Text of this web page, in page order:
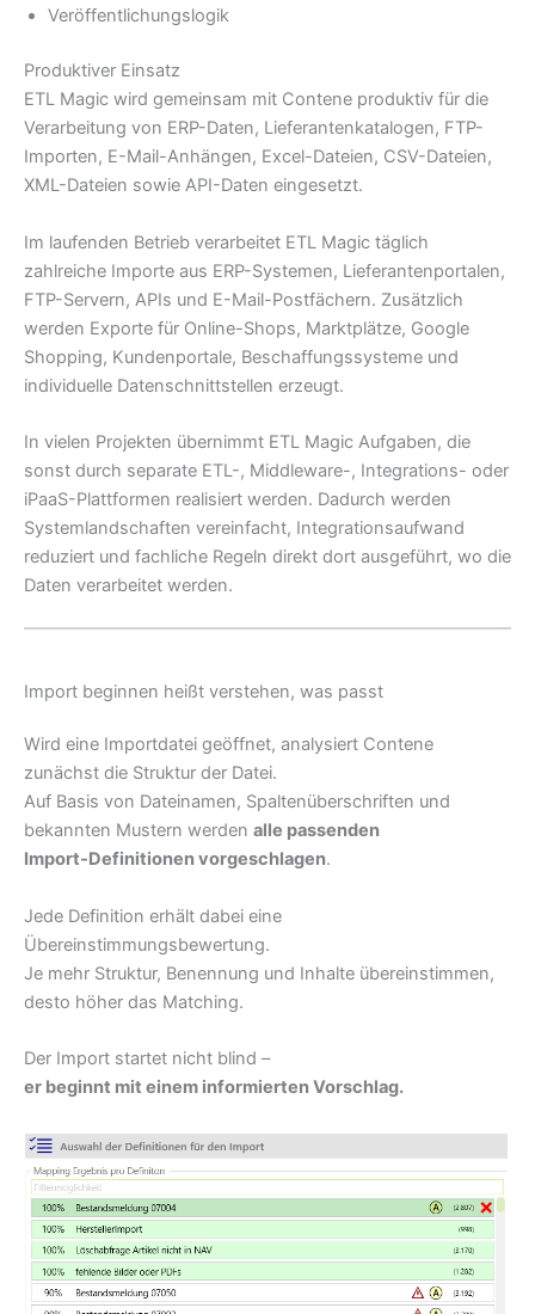
Veröffentlichungslogik
Produktiver Einsatz
ETL Magic wird gemeinsam mit Contene produktiv für die
Verarbeitung von ERP-Daten, Lieferantenkatalogen, FTP-
Importen, E-Mail-Anhängen, Excel-Dateien, CSV-Dateien,
XML-Dateien sowie API-Daten eingesetzt.
Im laufenden Betrieb verarbeitet ETL Magic täglich
zahlreiche Importe aus ERP-Systemen, Lieferantenportalen,
FTP-Servern, APIs und E-Mail-Postfächern. Zusätzlich
werden Exporte für Online-Shops, Marktplätze, Google
Shopping, Kundenportale, Beschaffungssysteme und
individuelle Datenschnittstellen erzeugt.
In vielen Projekten übernimmt ETL Magic Aufgaben, die
sonst durch separate ETL-, Middleware-, Integrations- oder
iPaaS-Plattformen realisiert werden. Dadurch werden
Systemlandschaften vereinfacht, Integrationsaufwand
reduziert und fachliche Regeln direkt dort ausgeführt, wo die
Daten verarbeitet werden.
Import beginnen heißt verstehen, was passt
Wird eine Importdatei geöffnet, analysiert Contene
zunächst die Struktur der Datei.
Auf Basis von Dateinamen, Spaltenüberschriften und
bekannten Mustern werden alle passenden
Import‑Definitionen vorgeschlagen.
Jede Definition erhält dabei eine
Übereinstimmungsbewertung.
Je mehr Struktur, Benennung und Inhalte übereinstimmen,
desto höher das Matching.
Der Import startet nicht blind –
er beginnt mit einem informierten Vorschlag.